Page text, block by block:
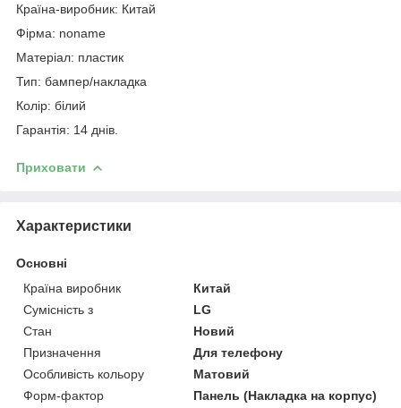
Країна-виробник: Китай
Фірма: noname
Матеріал: пластик
Тип: бампер/накладка
Колір: білий
Гарантія: 14 днів.
Приховати
Характеристики
Основні
Країна виробник
Китай
Сумісність з
LG
Стан
Новий
Призначення
Для телефону
Особливість кольору
Матовий
Форм-фактор
Панель (Накладка на корпус)